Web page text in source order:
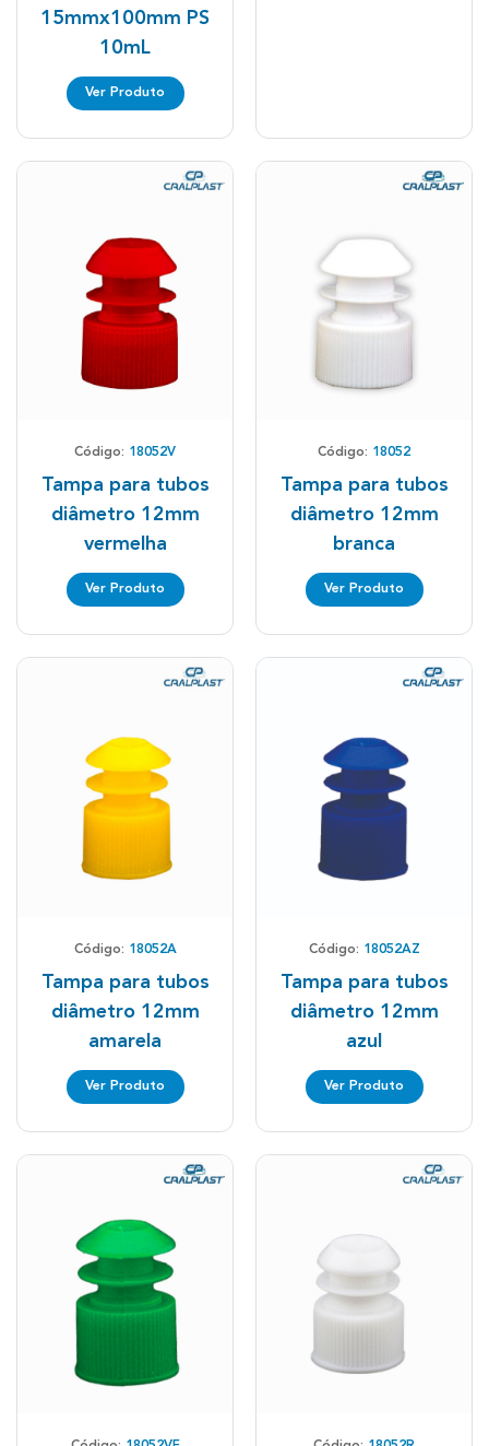
15mmx100mm PS
10mL
Ver Produto
Código: 18052V
Tampa para tubos
diâmetro 12mm
vermelha
Ver Produto
Código: 18052
Tampa para tubos
diâmetro 12mm
branca
Ver Produto
Código: 18052A
Tampa para tubos
diâmetro 12mm
amarela
Ver Produto
Código: 18052AZ
Tampa para tubos
diâmetro 12mm
azul
Ver Produto